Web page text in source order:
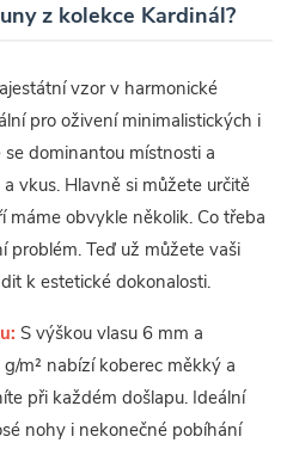
z kolekce Kardinál?
vzor v harmonické
pro oživení minimalistických i
dominantou místnosti a
vkus. Hlavně si můžete určitě
máme obvykle několik. Co třeba
problém. Teď už můžete vaši
k estetické dokonalosti.
S výškou vlasu 6 mm a
m² nabízí koberec měkký a
při každém došlapu. Ideální
nohy i nekonečné pobíhání